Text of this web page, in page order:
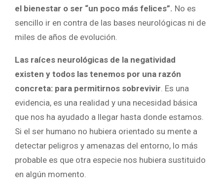
el bienestar o ser “un poco más felices”. No es
sencillo ir en contra de las bases neurológicas ni de
miles de años de evolución.
Las raíces neurológicas de la negatividad
existen y todos las tenemos por una razón
concreta: para permitirnos sobrevivir. Es una
evidencia, es una realidad y una necesidad básica
que nos ha ayudado a llegar hasta donde estamos.
Si el ser humano no hubiera orientado su mente a
detectar peligros y amenazas del entorno, lo más
probable es que otra especie nos hubiera sustituido
en algún momento.